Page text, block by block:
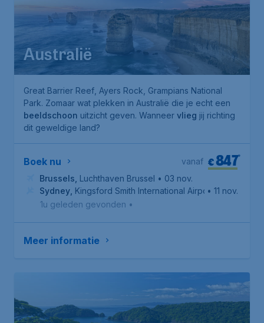
Australië
Great Barrier Reef Ayers Rock Grampians National
Park. Zomaar wat plekken in Australië die je echt een
beeldschoon uitzicht geven. Wanneer vlieg jij richting
dit geweldige land?
Boek nu €847*
vanaf
Brussels Luchthaven Brussel • 03 nov.
Sydney Kingsford Smith International Airport• 11 nov.
1u geleden gevonden •
Meer informatie